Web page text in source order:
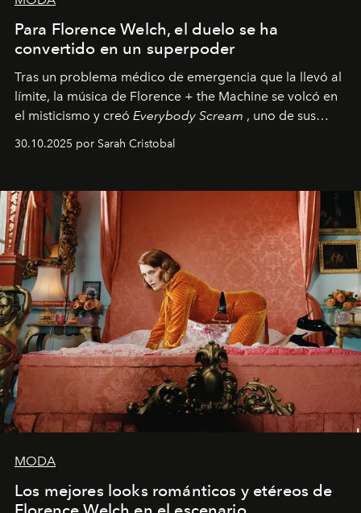
Para Florence Welch, el duelo se ha
convertido en un superpoder
Tras un problema médico de emergencia que la llevó al
límite, la música de Florence + the Machine se volcó en
el misticismo y creó Everybody Scream , uno de sus
álbumes más profundos hasta la fecha.
30.10.2025 por Sarah Cristobal
MODA
Los mejores looks románticos y etéreos de